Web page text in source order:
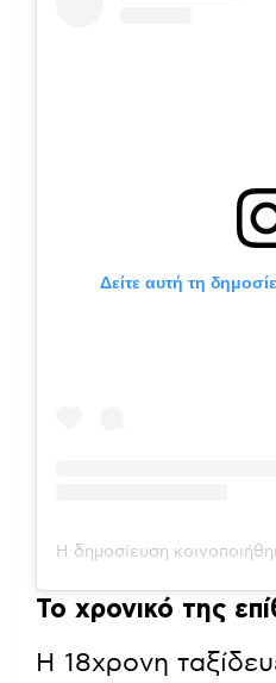
Δείτε αυτή τη
Το χρονικό της
Η 18χρονη